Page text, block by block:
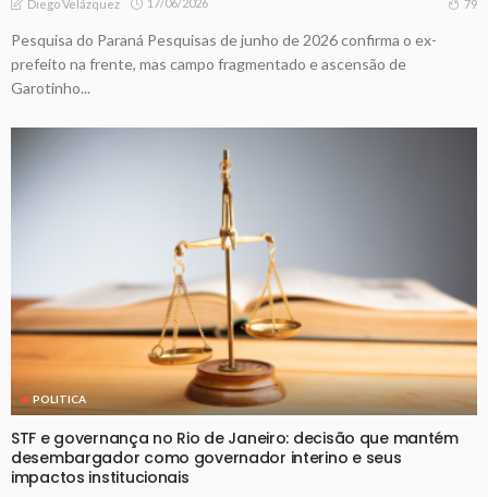
Diego Velázquez 17/06/2026 79
Pesquisa do Paraná Pesquisas de junho de 2026 confirma o ex-
prefeito na frente, mas campo fragmentado e ascensão de
Garotinho...
POLITICA
STF e governança no Rio de Janeiro: decisão que mantém
desembargador como governador interino e seus
impactos institucionais